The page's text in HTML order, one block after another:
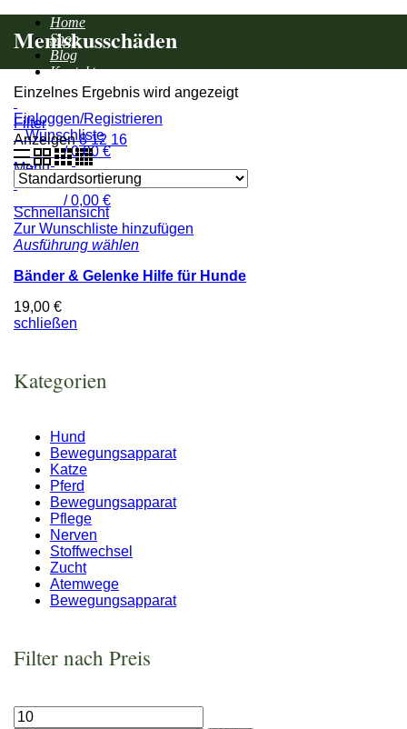
Home
Shop
Blog
Kontakt
Einloggen/Registrieren
0Wunschliste
0items / 0,00€
Menu
/ 0,00 €
Meniskusschäden
schließen
Kategorien
Hund
Bewegungsapparat
Katze
Pferd
Bewegungsapparat
Pflege
Nerven
Stoffwechsel
Zucht
Atemwege
Bewegungsapparat
Filter nach Preis
Einzelnes Ergebnis wird angezeigt
Filter
Anzeigen812 16
Schnellansicht
Zur Wunschliste hinzufügen
Ausführung wählen
Bänder & Gelenke Hilfe für Hunde
19,00 €